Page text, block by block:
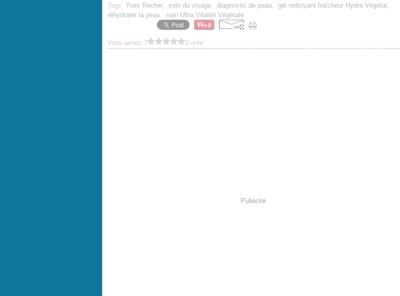
Tags: Yves Rocher, soin du visage, diagnostic de peau, gel nettoyant fraîcheur Hydra Végétal ,
réhydrater la peau, soin Ultra Vitalité Végétale
Vous aimez ? 0 vote
Publicité